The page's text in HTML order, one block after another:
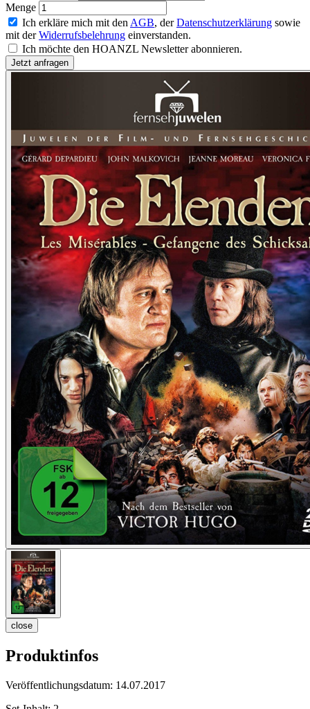
Menge
Ich erkläre mich mit den AGB, derDatenschutzerklärung sowie
mit derWiderrufsbelehrung einverstanden.
Ich möchte den HOANZL Newsletter abonnieren.
close
Produktinfos
Veröffentlichungsdatum: 14.07.2017